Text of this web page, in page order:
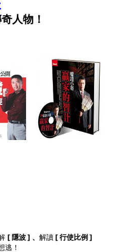
人物！
[ 隱波 ] 、 解讀 [ 行使比例 ]
逃！